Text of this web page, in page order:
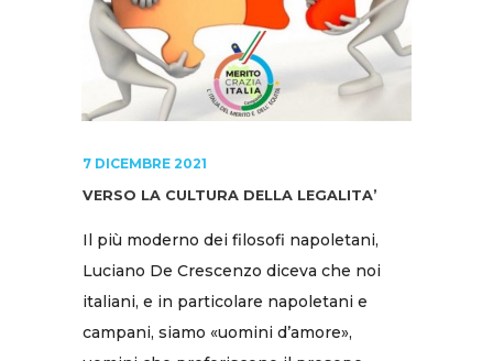
7 DICEMBRE 2021
VERSO LA CULTURA DELLA LEGALITA’
Il più moderno dei filosofi napoletani,
Luciano De Crescenzo diceva che noi
italiani, e in particolare napoletani e
campani, siamo «uomini d’amore»,